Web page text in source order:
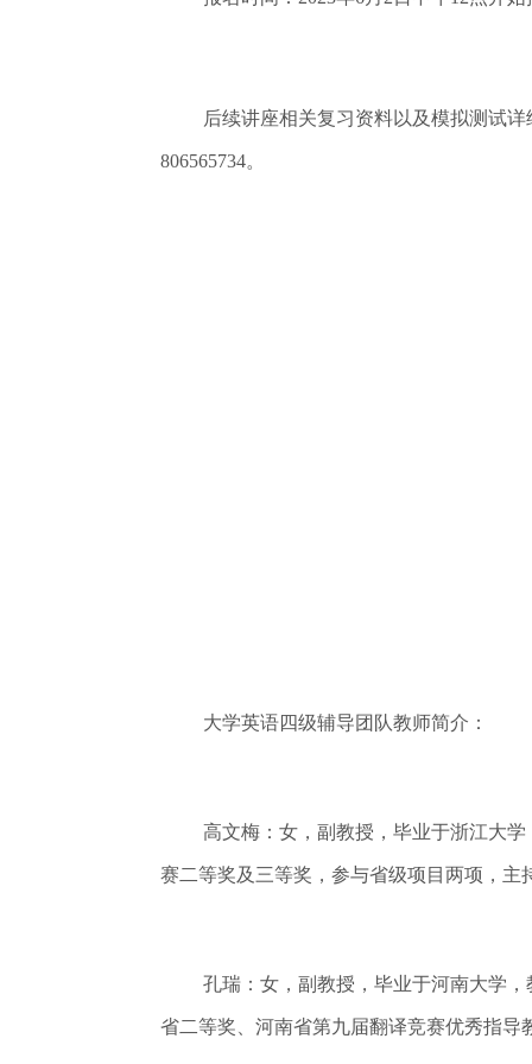
后续讲座相关复习资料以及模拟测试
806565734。
大学英语四级辅导团队教师简介：
高文梅：女，副教授，毕业于浙江大
赛二等奖及三等奖，参与省级项目两项，主
孔瑞：女，副教授，毕业于河南大学
省二等奖、河南省第九届翻译竞赛优秀指